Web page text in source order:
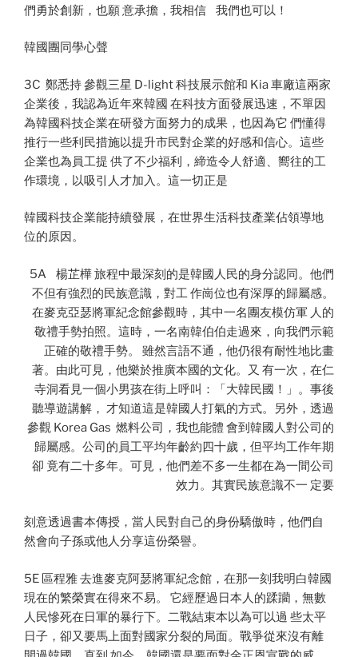
們勇於創新，也願 意承擔，我相信 我們也可以！
韓國團同學心聲
3C 鄭悉持 參觀三星 D-light 科技展示館和 Kia 車廠這兩家
企業後，我認為近年來韓國 在科技方面發展迅速，不單因
為韓國科技企業在研發方面努力的成果，也因為它 們懂得
推行一些利民措施以提升市民對企業的好感和信心。這些
企業也為員工提 供了不少福利，締造令人舒適、嚮往的工
作環境，以吸引人才加入。這一切正是
韓國科技企業能持續發展，在世界生活科技產業佔領導地
位的原因。
5A 楊芷樺 旅程中最深刻的是韓國人民的身分認同。他們
不但有強烈的民族意識，對工 作崗位也有深厚的歸屬感。
在麥克亞瑟將軍紀念館參觀時，其中一名團友模仿軍 人的
敬禮手勢拍照。這時，一名南韓伯伯走過來，向我們示範
正確的敬禮手勢。 雖然言語不通，他仍很有耐性地比畫
著。由此可見，他樂於推廣本國的文化。又 有一次，在仁
寺洞看見一個小男孩在街上呼叫：「大韓民國！」。事後
聽導遊講解， 才知道這是韓國人打氣的方式。另外，透過
參觀 Korea Gas 燃料公司，我也能體 會到韓國人對公司的
歸屬感。公司的員工平均年齡約四十歲，但平均工作年期
卻 竟有二十多年。可見，他們差不多一生都在為一間公司
效力。其實民族意識不一 定要
刻意透過書本傳授，當人民對自己的身份驕傲時，他們自
然會向子孫或他人分享這份榮譽。
5E 區程雅 去進麥克阿瑟將軍紀念館，在那一刻我明白韓國
現在的繁榮實在得來不易。 它經歷過日本人的蹂躪，無數
人民慘死在日軍的暴行下。二戰結束本以為可以過 些太平
日子，卻又要馬上面對國家分裂的局面。戰爭從來沒有離